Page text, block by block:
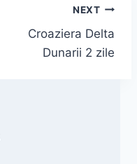
NEXT
Croaziera Delta
Dunarii 2 zile